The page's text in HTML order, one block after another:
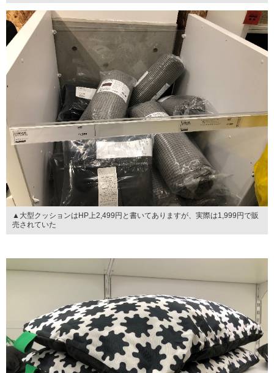
▲大型クッションはHP上2,499円と書いてありますが、実際は1,999円で販
売されていた